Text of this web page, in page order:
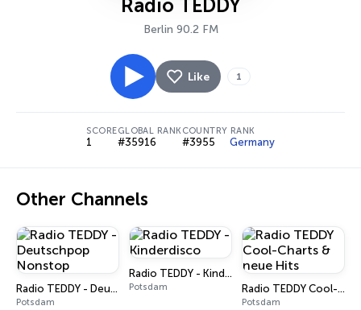
Radio TEDDY
Berlin 90.2 FM
Like 1
SCORE
1
GLOBAL RANK
#35916
COUNTRY RANK
#3955 Germany
Other Channels
Radio TEDDY - Deutschpop Nonstop
Potsdam
Radio TEDDY - Kinderdisco
Potsdam Radio TEDDY Cool-Charts & neue Hits
Potsdam